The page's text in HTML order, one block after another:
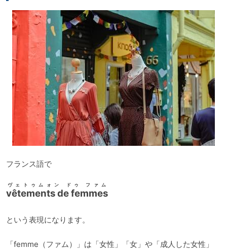
ー
フランス語で
vêtements de femmes
ヴェトゥムォン ドゥ ファム
という表現になります。
「femme（ファム）」は「女性」「女」や「成人した女性」